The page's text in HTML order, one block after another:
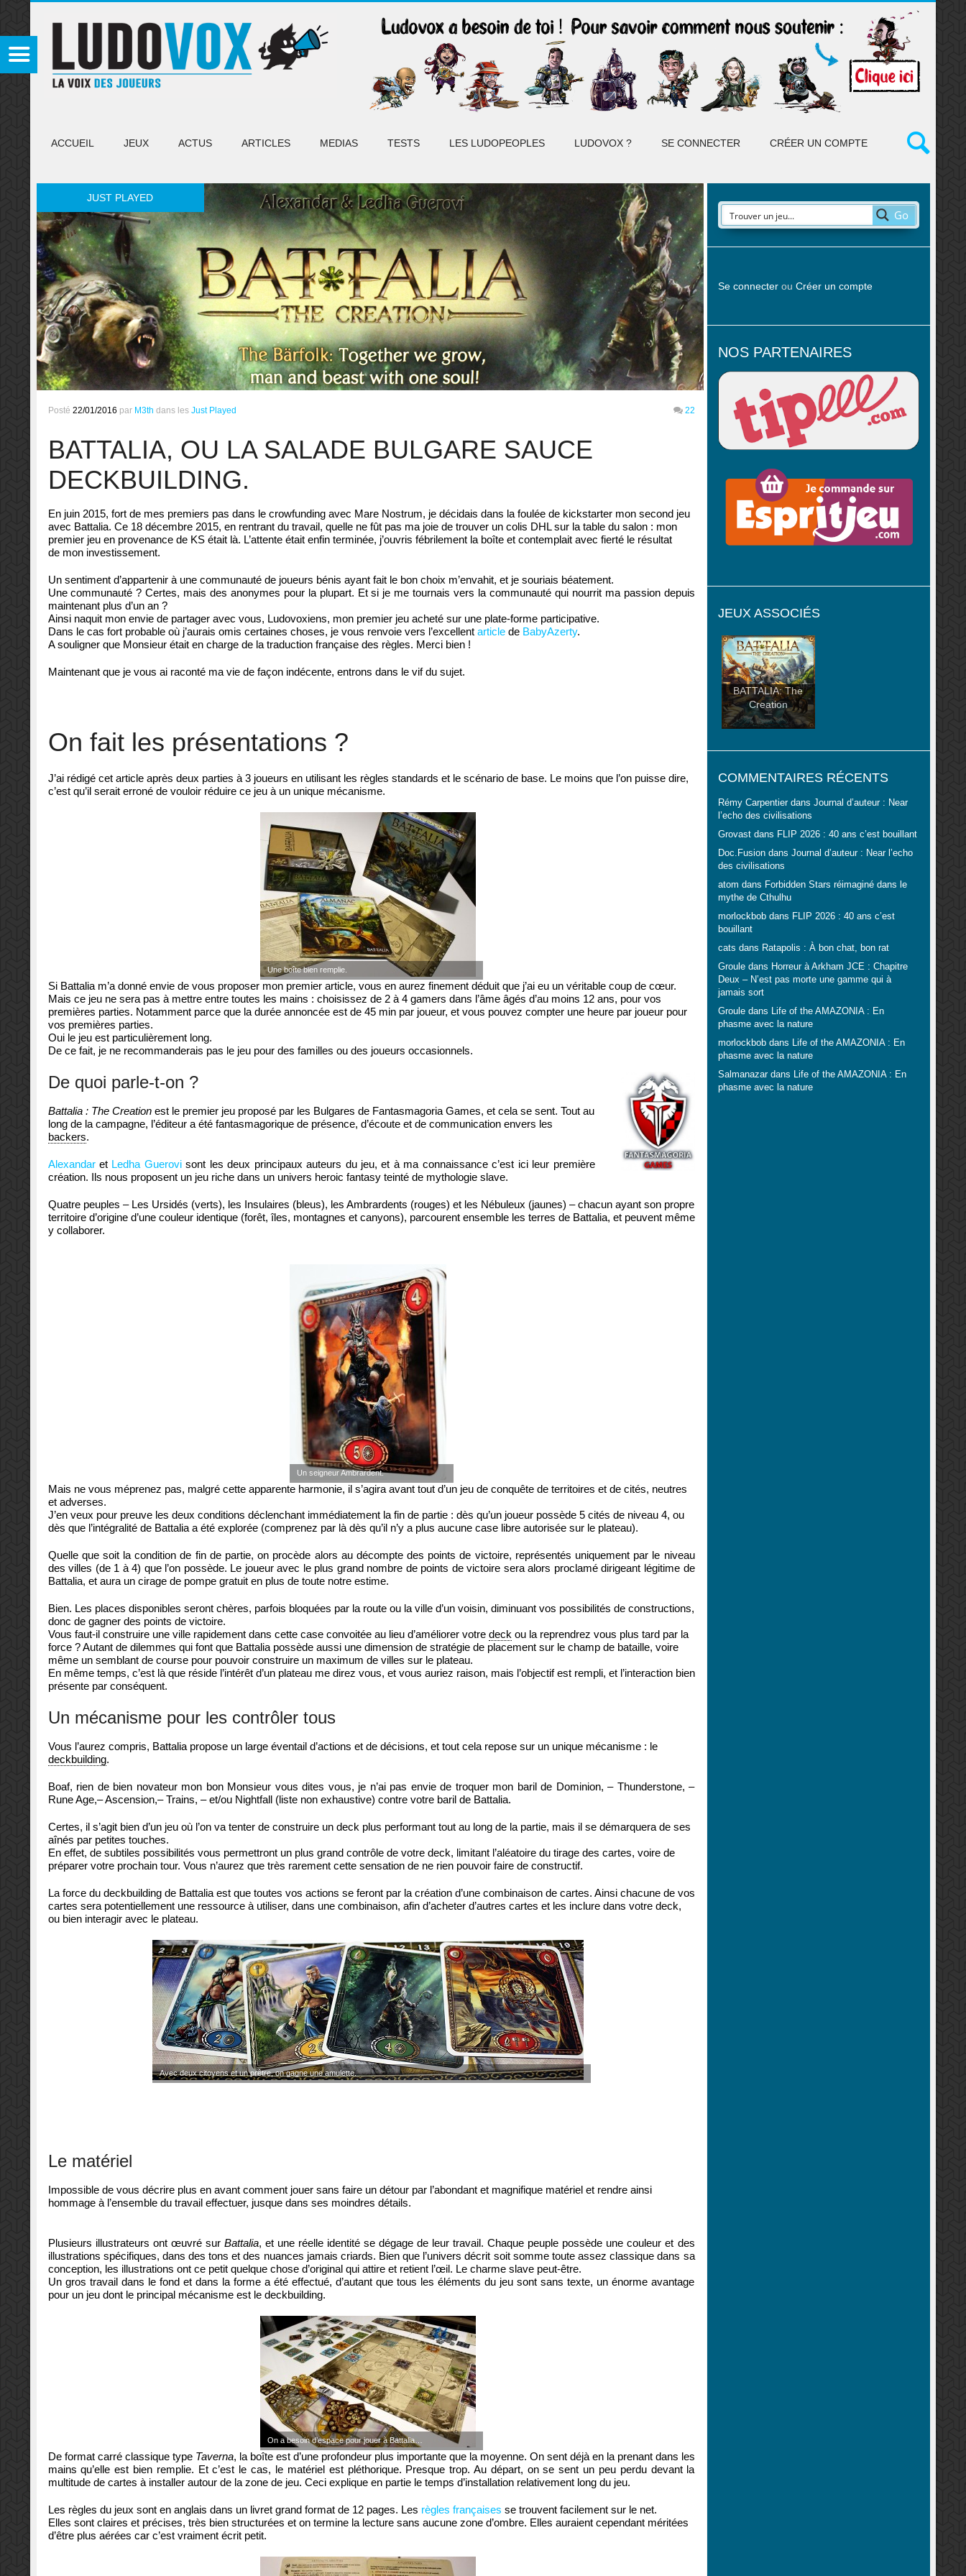
ACCUEIL JEUX ACTUS ARTICLES MEDIAS TESTS LES LUDOPEOPLES LUDOVOX ? SE CONNECTER CRÉER UN COMPTE
JUST PLAYED
Posté 22/01/2016 par M3th dans les Just Played 22
BATTALIA, OU LA SALADE BULGARE SAUCE
DECKBUILDING.
En juin 2015, fort de mes premiers pas dans le crowfunding avec Mare Nostrum, je décidais dans la foulée de kickstarter mon second jeu
avec Battalia. Ce 18 décembre 2015, en rentrant du travail, quelle ne fût pas ma joie de trouver un colis DHL sur la table du salon : mon
premier jeu en provenance de KS était là. L’attente était enfin terminée, j’ouvris fébrilement la boîte et contemplait avec fierté le résultat
de mon investissement.
Un sentiment d’appartenir à une communauté de joueurs bénis ayant fait le bon choix m’envahit, et je souriais béatement.
Une communauté ? Certes, mais des anonymes pour la plupart. Et si je me tournais vers la communauté qui nourrit ma passion depuis
maintenant plus d’un an ?
Ainsi naquit mon envie de partager avec vous, Ludovoxiens, mon premier jeu acheté sur une plate-forme participative.
Dans le cas fort probable où j’aurais omis certaines choses, je vous renvoie vers l’excellent articlede BabyAzerty.
A souligner que Monsieur était en charge de la traduction française des règles. Merci bien !
Maintenant que je vous ai raconté ma vie de façon indécente, entrons dans le vif du sujet.
On fait les présentations ?
J’ai rédigé cet article après deux parties à 3 joueurs en utilisant les règles standards et le scénario de base. Le moins que l’on puisse dire,
c’est qu’il serait erroné de vouloir réduire ce jeu à un unique mécanisme.
Une boîte bien remplie.
Si Battalia m’a donné envie de vous proposer mon premier article, vous en aurez finement déduit que j’ai eu un véritable coup de cœur.
Mais ce jeu ne sera pas à mettre entre toutes les mains : choisissez de 2 à 4 gamers dans l’âme âgés d’au moins 12 ans, pour vos
premières parties. Notamment parce que la durée annoncée est de 45 min par joueur, et vous pouvez compter une heure par joueur pour
vos premières parties.
Oui le jeu est particulièrement long.
De ce fait, je ne recommanderais pas le jeu pour des familles ou des joueurs occasionnels.
De quoi parle-t-on ?
Battalia : The Creationest le premier jeu proposé par les Bulgares de Fantasmagoria Games, et cela se sent. Tout au
long de la campagne, l’éditeur a été fantasmagorique de présence, d’écoute et de communication envers les
backers.
Alexandaret Ledha Guerovisont les deux principaux auteurs du jeu, et à ma connaissance c’est ici leur première
création. Ils nous proposent un jeu riche dans un univers heroic fantasy teinté de mythologie slave.
Quatre peuples – Les Ursidés (verts), les Insulaires (bleus), les Ambrardents (rouges) et les Nébuleux (jaunes) – chacun ayant son propre
territoire d’origine d’une couleur identique (forêt, îles, montagnes et canyons), parcourent ensemble les terres de Battalia, et peuvent même
y collaborer.
Un seigneur Ambrardent.
Mais ne vous méprenez pas, malgré cette apparente harmonie, il s’agira avant tout d’un jeu de conquête de territoires et de cités, neutres
et adverses.
J’en veux pour preuve les deux conditions déclenchant immédiatement la fin de partie : dès qu’un joueur possède 5 cités de niveau 4, ou
dès que l’intégralité de Battalia a été explorée (comprenez par là dès qu’il n’y a plus aucune case libre autorisée sur le plateau).
Quelle que soit la condition de fin de partie, on procède alors au décompte des points de victoire, représentés uniquement par le niveau
des villes (de 1 à 4) que l’on possède. Le joueur avec le plus grand nombre de points de victoire sera alors proclamé dirigeant légitime de
Battalia, et aura un cirage de pompe gratuit en plus de toute notre estime.
Bien. Les places disponibles seront chères, parfois bloquées par la route ou la ville d’un voisin, diminuant vos possibilités de constructions,
donc de gagner des points de victoire.
Vous faut-il construire une ville rapidement dans cette case convoitée au lieu d’améliorer votre deck ou la reprendrez vous plus tard par la
force ? Autant de dilemmes qui font que Battalia possède aussi une dimension de stratégie de placement sur le champ de bataille, voire
même un semblant de course pour pouvoir construire un maximum de villes sur le plateau.
En même temps, c’est là que réside l’intérêt d’un plateau me direz vous, et vous auriez raison, mais l’objectif est rempli, et l’interaction bien
présente par conséquent.
Un mécanisme pour les contrôler tous
Vous l’aurez compris, Battalia propose un large éventail d’actions et de décisions, et tout cela repose sur un unique mécanisme : le
deckbuilding.
Boaf, rien de bien novateur mon bon Monsieur vous dites vous, je n’ai pas envie de troquer mon baril de Dominion, – Thunderstone, –
Rune Age,– Ascension,– Trains, – et/ou Nightfall (liste non exhaustive) contre votre baril de Battalia.
Certes, il s’agit bien d’un jeu où l’on va tenter de construire un deck plus performant tout au long de la partie, mais il se démarquera de ses
aînés par petites touches.
En effet, de subtiles possibilités vous permettront un plus grand contrôle de votre deck, limitant l’aléatoire du tirage des cartes, voire de
préparer votre prochain tour. Vous n’aurez que très rarement cette sensation de ne rien pouvoir faire de constructif.
La force du deckbuilding de Battalia est que toutes vos actions se feront par la création d’une combinaison de cartes. Ainsi chacune de vos
cartes sera potentiellement une ressource à utiliser, dans une combinaison, afin d’acheter d’autres cartes et les inclure dans votre deck,
ou bien interagir avec le plateau.
Avec deux citoyens et un prêtre, on gagne une amulette.
Le matériel
Impossible de vous décrire plus en avant comment jouer sans faire un détour par l’abondant et magnifique matériel et rendre ainsi
hommage à l’ensemble du travail effectuer, jusque dans ses moindres détails.
Plusieurs illustrateurs ont œuvré sur Battalia, et une réelle identité se dégage de leur travail. Chaque peuple possède une couleur et des
illustrations spécifiques, dans des tons et des nuances jamais criards. Bien que l’univers décrit soit somme toute assez classique dans sa
conception, les illustrations ont ce petit quelque chose d’original qui attire et retient l’œil. Le charme slave peut-être.
Un gros travail dans le fond et dans la forme a été effectué, d’autant que tous les éléments du jeu sont sans texte, un énorme avantage
pour un jeu dont le principal mécanisme est le deckbuilding.
On a besoin d’espace pour jouer à Battalia…
De format carré classique type Taverna, la boîte est d’une profondeur plus importante que la moyenne. On sent déjà en la prenant dans les
mains qu’elle est bien remplie. Et c’est le cas, le matériel est pléthorique. Presque trop. Au départ, on se sent un peu perdu devant la
multitude de cartes à installer autour de la zone de jeu. Ceci explique en partie le temps d’installation relativement long du jeu.
Les règles du jeux sont en anglais dans un livret grand format de 12 pages. Les règles françaises se trouvent facilement sur le net.
Elles sont claires et précises, très bien structurées et on termine la lecture sans aucune zone d’ombre. Elles auraient cependant méritées
d’être plus aérées car c’est vraiment écrit petit.
Go
Se connecterou Créer un compte
NOS PARTENAIRES
JEUX ASSOCIÉS
BATTALIA: The
Creation
COMMENTAIRES RÉCENTS
Rémy Carpentierdans Journal d’auteur : Near
l’echo des civilisations
Grovastdans FLIP 2026 : 40 ans c’est bouillant
Doc.Fusiondans Journal d’auteur : Near l’echo
des civilisations
atom dans Forbidden Stars réimaginé dans le
mythe de Cthulhu
morlockbobdans FLIP 2026 : 40 ans c’est
bouillant
cats dans Ratapolis : À bon chat, bon rat
Grouledans Horreur à Arkham JCE : Chapitre
Deux – N’est pas morte une gamme qui à
jamais sort
Grouledans Life of the AMAZONIA : En
phasme avec la nature
morlockbobdans Life of the AMAZONIA : En
phasme avec la nature
Salmanazardans Life of the AMAZONIA : En
phasme avec la nature